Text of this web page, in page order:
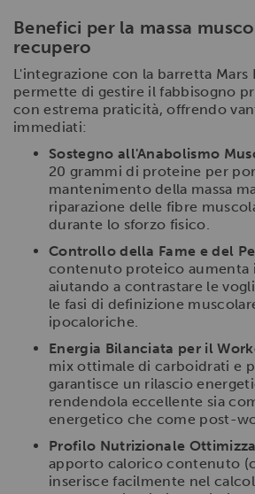
Benefici per la massa
recupero
L'integrazione con la barretta Mars
permette di gestire il fabbisogno
con estrema praticità, offrendo
immediati:
Sostegno all'Anabolismo
20 grammi di proteine per
mantenimento della massa
riparazione delle fibre
durante lo sforzo fisico.
Controllo della Fame e del
contenuto proteico aumenta
aiutando a contrastare le
le fasi di definizione
ipocaloriche.
Energia Bilanciata per il
mix ottimale di carboidrati e
garantisce un rilascio
rendendola eccellente sia
energetico che come post-
Profilo Nutrizionale
apporto calorico contenuto
inserisce facilmente nel